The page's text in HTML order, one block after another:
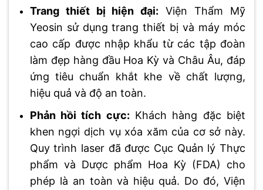
Trang thiết bị hiện đại: Viện Thẩm Mỹ
Yeosin sử dụng trang thiết bị và máy móc
cao cấp được nhập khẩu từ các tập đoàn
làm đẹp hàng đầu Hoa Kỳ và Châu Âu, đáp
ứng tiêu chuẩn khắt khe về chất lượng,
hiệu quả và độ an toàn.
Phản hồi tích cực: Khách hàng đặc biệt
khen ngợi dịch vụ xóa xăm của cơ sở này.
Quy trình laser đã được Cục Quản lý Thực
phẩm và Dược phẩm Hoa Kỳ (FDA) cho
phép là an toàn và hiệu quả. Do đó, Viện